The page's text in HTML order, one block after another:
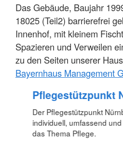
Das Gebäude, Baujahr
18025 (Teil2) barrierefrei
Innenhof, mit kleinem
Spazieren und Verweilen
zu den Seiten unserer
Bayernhaus Management
Pflegestützpunkt
Der Pflegestützpunkt
individuell, umfassend
das Thema Pflege.